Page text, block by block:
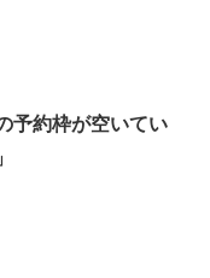
予約枠が空いてい